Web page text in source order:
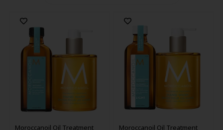
Moroccanoil Oil Treatment
Moroccanoil Oil Treatment